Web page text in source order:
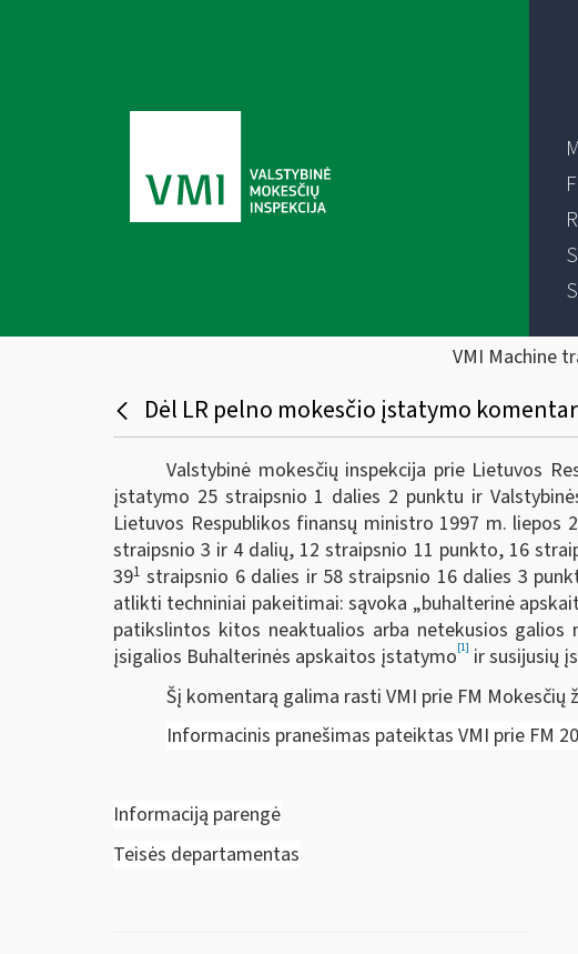
VMI Machine
Dėl LR pelno mokesčio įstatymo
Valstybinė mokesčių inspekcija prie Lietuvos
įstatymo 25 straipsnio 1 dalies 2 punktu ir
Lietuvos Respublikos finansų ministro 1997 m.
straipsnio 3 ir 4 dalių, 12 straipsnio 11 punkto, 16
391 straipsnio 6 dalies ir 58 straipsnio 16 dalies 3
atlikti techniniai pakeitimai: sąvoka „buhalterinė
patikslintos kitos neaktualios arba netekusios
įsigalios Buhalterinės apskaitos įstatymo[1] ir susijusių
Šį komentarą galima rasti VMI prie FM Mokesčių
Informacinis pranešimas pateiktas VMI prie FM
Informaciją parengė
Teisės departamentas